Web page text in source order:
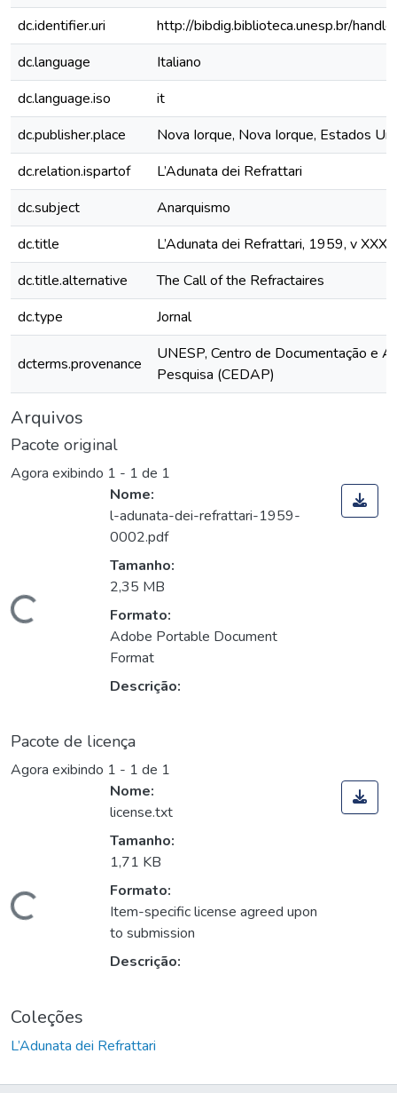
dc.identifier.uri
http://bibdig.biblioteca.unesp.br/
dc.language
Italiano
dc.language.iso
it
dc.publisher.place
Nova Iorque, Nova Iorque, Estados
dc.relation.ispartof
L’Adunata dei Refrattari
dc.subject
Anarquismo
dc.title
L’Adunata dei Refrattari, 1959, v
dc.title.alternative
The Call of the Refractaires
dc.type
Jornal
dcterms.provenance
UNESP, Centro de Documentação e
Pesquisa (CEDAP)
Arquivos
Pacote original
Agora exibindo 1 - 1 de 1
Carregando...
Nome:
l-adunata-dei-refrattari-1959-
0002.pdf
Tamanho:
2,35 MB
Formato:
Adobe Portable Document
Format
Descrição:
Pacote de licença
Agora exibindo 1 - 1 de 1
Carregando...
Nome:
license.txt
Tamanho:
1,71 KB
Formato:
Item-specific license agreed upon
to submission
Descrição:
Coleções
L’Adunata dei Refrattari